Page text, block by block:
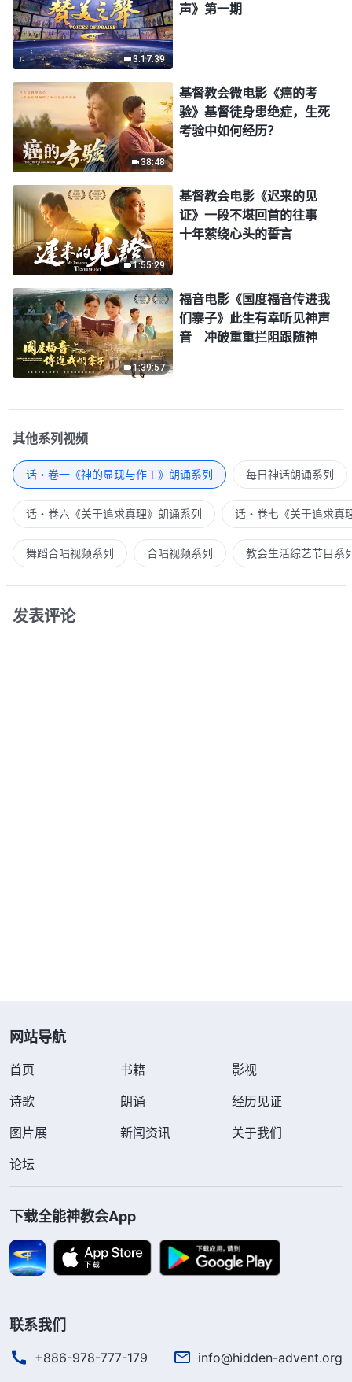
3:17:39
声》第一期
38:48
基督教会微电影《癌的考
验》基督徒身患绝症，生死
考验中如何经历？
1:55:29
基督教会电影《迟来的见
证》一段不堪回首的往事
十年萦绕心头的誓言
1:39:57
福音电影《国度福音传进我
们寨子》此生有幸听见神声
音 冲破重重拦阻跟随神
其他系列视频
话・卷一《神的显现与作工》朗诵系列 每日神话朗诵系列
话・卷六《关于追求真理》朗诵系列 话・卷七《关于追求真
舞蹈合唱视频系列 合唱视频系列 教会生活综艺节目系
发表评论
网站导航
首页 书籍
影视
诗歌
朗诵
经历见证
图片展
新闻资讯
关于我们
论坛
下载全能神教会App
联系我们
+886-978-777-179 info@hidden-advent.org